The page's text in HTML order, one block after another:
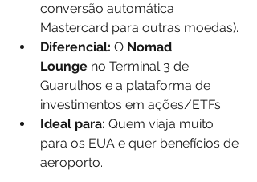
conversão automática
Mastercard para outras moedas).
Diferencial: O Nomad
Lounge no Terminal 3 de
Guarulhos e a plataforma de
investimentos em ações/ETFs.
Ideal para: Quem viaja muito
para os EUA e quer benefícios de
aeroporto.